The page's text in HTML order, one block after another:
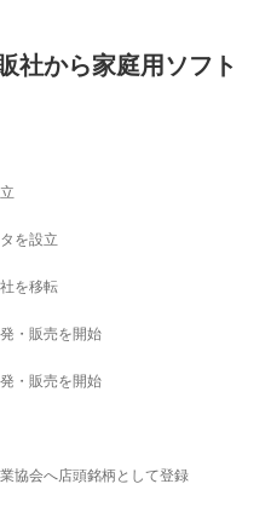
社から家庭用ソフト
を設立
を移転
・販売を開始
・販売を開始
協会へ店頭銘柄として登録